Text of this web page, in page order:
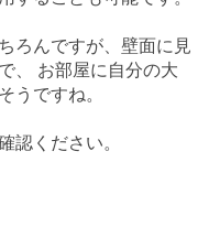
ろんですが、壁面に見
、 お部屋に自分の大
うですね。
認ください。